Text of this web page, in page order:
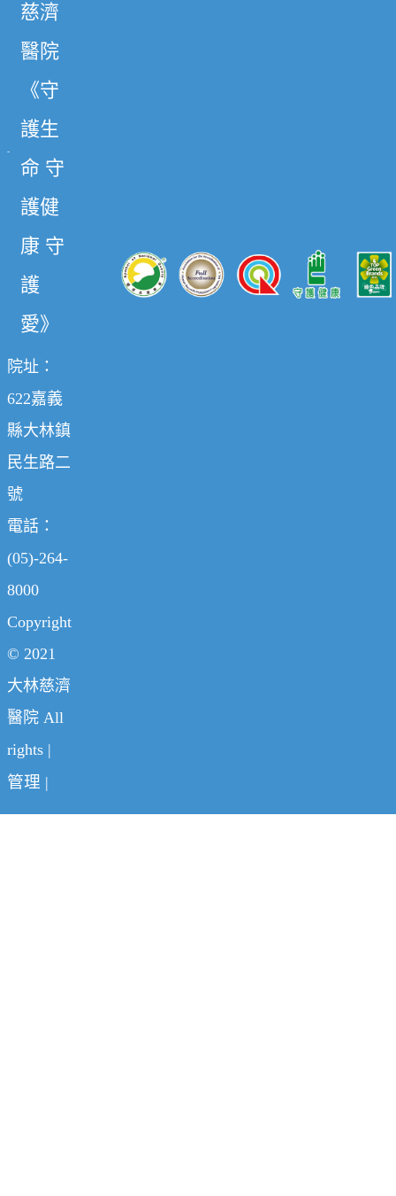
慈濟
醫院
《守
護生
命 守
護健
康 守
護
愛》
院址：
622嘉義
縣大林鎮
民生路二
號
電話：
(05)-264-
8000
Copyright
© 2021
大林慈濟
醫院 All
rights |
管理 |